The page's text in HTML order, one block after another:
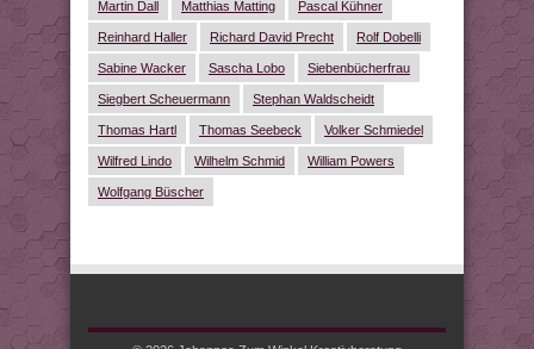
Martin Dall Matthias Matting Pascal Kühner
Reinhard Haller Richard David Precht Rolf Dobelli
Sabine Wacker Sascha Lobo Siebenbücherfrau
Siegbert Scheuermann Stephan Waldscheidt
Thomas Hartl Thomas Seebeck Volker Schmiedel
Wilfred Lindo Wilhelm Schmid William Powers
Wolfgang Büscher